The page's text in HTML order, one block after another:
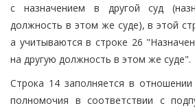
с назначением в другой суд
должность в этом же суде), в этой
а учитываются в строке 26
на другую должность в этом же суде".
Строка 14 заполняется в отношении
полномочия в соответствии с